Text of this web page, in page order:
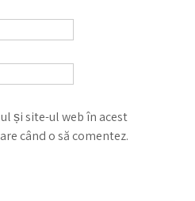
și site-ul web în acest
când o să comentez.